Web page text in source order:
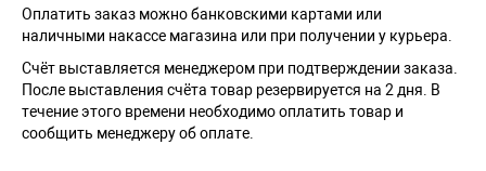
Оплатить заказ можно банковскими картами или
наличными накассе магазина или при получении у курьера.
Cчёт выставляется менеджером при подтверждении заказа.
После выставления счёта товар резервируется на 2 дня. В
течение этого времени необходимо оплатить товар и
сообщить менеджеру об оплате.